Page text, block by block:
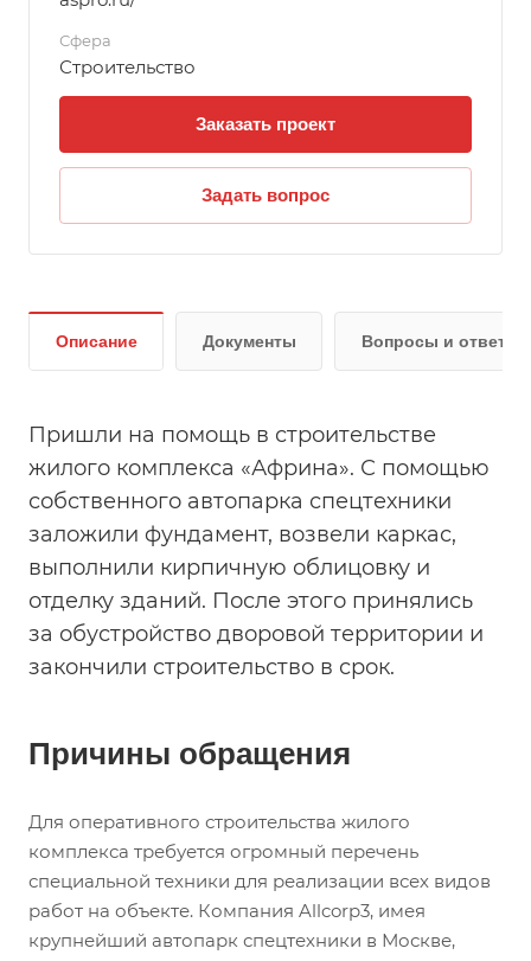
Сфера
Строительство
Заказать проект
Задать вопрос
Описание Документы Вопросы и ответы
Пришли на помощь в строительстве
жилого комплекса «Африна». С помощью
собственного автопарка спецтехники
заложили фундамент, возвели каркас,
выполнили кирпичную облицовку и
отделку зданий. После этого принялись
за обустройство дворовой территории и
закончили строительство в срок.
Причины обращения
Для оперативного строительства жилого
комплекса требуется огромный перечень
специальной техники для реализации всех видов
работ на объекте. Компания Allcorp3, имея
крупнейший автопарк спецтехники в Москве,